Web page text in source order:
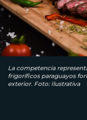
La competencia
frigoríficos paraguayos
exterior. Foto: Ilustrativa